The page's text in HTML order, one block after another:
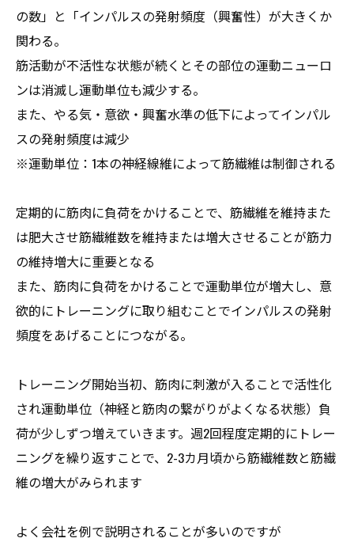
の数」と「インパルスの発射頻度（興奮性）が大きくか
関わる。
筋活動が不活性な状態が続くとその部位の運動ニューロ
ンは消滅し運動単位も減少する。
また、やる気・意欲・興奮水準の低下によってインパル
スの発射頻度は減少
※運動単位：1本の神経線維によって筋繊維は制御される
定期的に筋肉に負荷をかけることで、筋繊維を維持また
は肥大させ筋繊維数を維持または増大させることが筋力
の維持増大に重要となる
また、筋肉に負荷をかけることで運動単位が増大し、意
欲的にトレーニングに取り組むことでインパルスの発射
頻度をあげることにつながる。
トレーニング開始当初、筋肉に刺激が入ることで活性化
され運動単位（神経と筋肉の繋がりがよくなる状態）負
荷が少しずつ増えていきます。週2回程度定期的にトレー
ニングを繰り返すことで、2-3カ月頃から筋繊維数と筋繊
維の増大がみられます
よく会社を例で説明されることが多いのですが